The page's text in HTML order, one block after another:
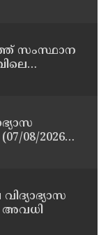
സംസ്ഥാന
08/2026),
അവധി